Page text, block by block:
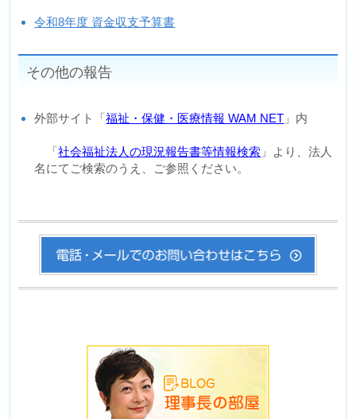
令和8年度 資金収支予算書
その他の報告
外部サイト「福祉・保健・医療情報 WAM NET 」内
「社会福祉法人の現況報告書等情報検索 」より、法人
名にてご検索のうえ、ご参照ください。